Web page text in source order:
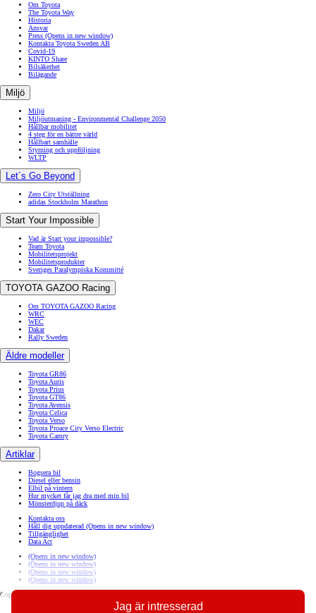
Jag är intresserad
Om Toyota
The Toyota Way
Historia
Ansvar
Press (Opens in new window)
Kontakta Toyota Sweden AB
Covid-19
KINTO Share
Bilsäkerhet
Bilägande
Miljö
Miljö
Miljöutmaning - Environmental Challenge 2050
Hållbar mobilitet
4 steg för en bättre värld
Hållbart samhälle
Styrning och uppföljning
WLTP
Let´s Go Beyond
Zero City Utställning
adidas Stockholm Marathon
Start Your Impossible
Vad är Start your impossible?
Team Toyota
Mobilitetsprojekt
Mobilitetsprodukter
Sveriges Paralympiska Kommitté
TOYOTA GAZOO Racing
Om TOYOTA GAZOO Racing
WRC
WEC
Dakar
Rally Sweden
Äldre modeller
Toyota GR86
Toyota Auris
Toyota Prius
Toyota GT86
Toyota Avensis
Toyota Celica
Toyota Verso
Toyota Proace City Verso Electric
Toyota Camry
Artiklar
Bogsera bil
Diesel eller bensin
Elbil på vintern
Hur mycket får jag dra med min bil
Mönsterdjup på däck
Kontakta oss
Håll dig uppdaterad (Opens in new window)
Tillgänglighet
Data Act
(Opens in new window)
(Opens in new window)
(Opens in new window)
(Opens in new window)
Copyright © Toyota 2026